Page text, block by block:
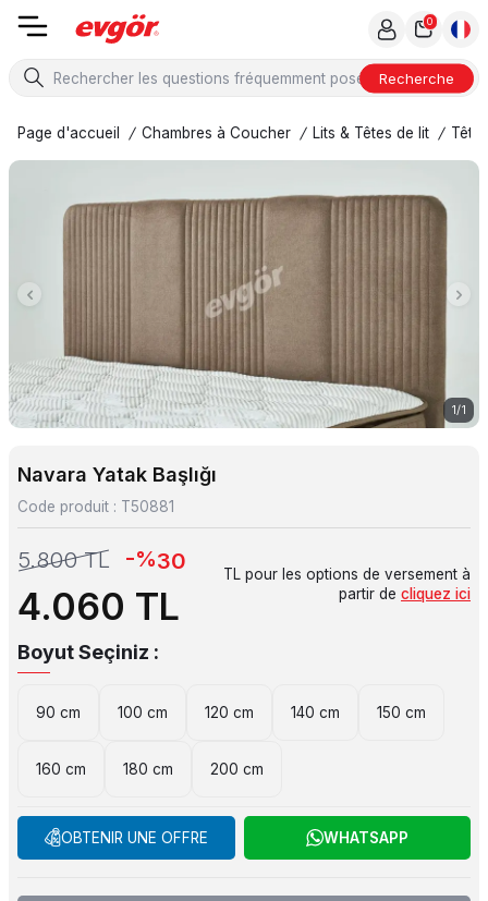
Recherche
0
Page d'accueil / Chambres à Coucher / Lits & Têtes de lit / Tête
1/1
Navara Yatak Başlığı
Code produit : T50881
5.800TL -%30
4.060 TL
TL pour les options de versement à
partir de cliquez ici
Boyut Seçiniz :
90 cm 100 cm 120 cm 140 cm 150 cm
160 cm 180 cm 200 cm
OBTENIR UNE OFFRE WHATSAPP